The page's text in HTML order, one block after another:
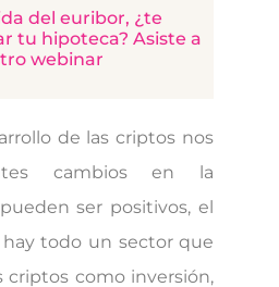
del euribor, ¿te
tu hipoteca? Asiste a
webinar
de las criptos nos
cambios en la
ser positivos, el
todo un sector que
criptos como inversión,